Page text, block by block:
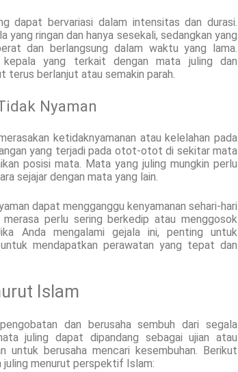
dapat bervariasi dalam intensitas dan durasi.
yang ringan dan hanya sesekali, sedangkan yang
dan berlangsung dalam waktu yang lama.
yang terkait dengan mata juling dan
berlanjut atau semakin parah.
Nyaman
ketidaknyamanan atau kelelahan pada
yang terjadi pada otot-otot di sekitar mata
posisi mata. Mata yang juling mungkin perlu
sejajar dengan mata yang lain.
dapat mengganggu kenyamanan sehari-hari
perlu sering berkedip atau menggosok
Anda mengalami gejala ini, penting untuk
mendapatkan perawatan yang tepat dan
Islam
dan berusaha sembuh dari segala
juling dapat dipandang sebagai ujian atau
untuk berusaha mencari kesembuhan. Berikut
menurut perspektif Islam: